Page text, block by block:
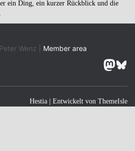
ein Ding, ein kurzer Rückblick und die
Wenz | Member area
Hestia | Entwickelt von ThemeIsle